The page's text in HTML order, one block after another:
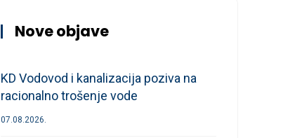
Nove objave
KD Vodovod i kanalizacija poziva na
racionalno trošenje vode
07.08.2026.